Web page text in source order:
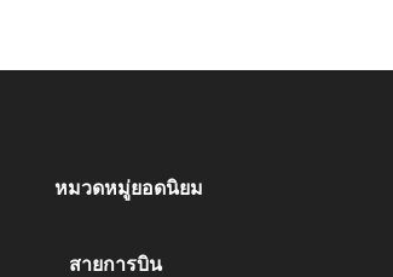
หมวดหมู่ยอดนิยม
สายการบิน